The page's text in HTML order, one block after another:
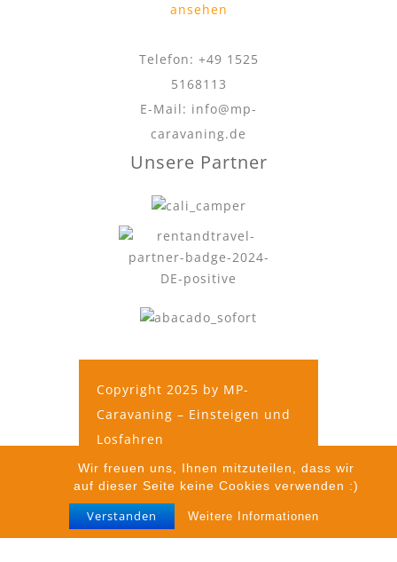
Wir freuen uns, Ihnen mitzuteilen, dass wir
auf dieser Seite keine Cookies verwenden :)
Verstanden Weitere Informationen
ansehen
Telefon: +49 1525
5168113
E-Mail: info@mp-
caravaning.de
Unsere Partner
Copyright 2025 by MP-
Caravaning – Einsteigen und
Losfahren
Impressum
AGB